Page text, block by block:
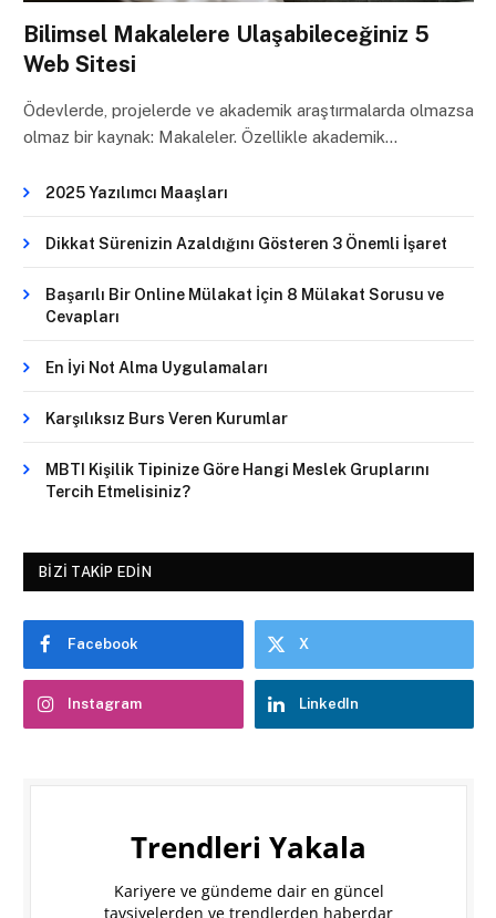
Bilimsel Makalelere Ulaşabileceğiniz 5
Web Sitesi
Ödevlerde, projelerde ve akademik araştırmalarda olmazsa
olmaz bir kaynak: Makaleler. Özellikle akademik…
2025 Yazılımcı Maaşları
Dikkat Sürenizin Azaldığını Gösteren 3 Önemli İşaret
Başarılı Bir Online Mülakat İçin 8 Mülakat Sorusu ve
Cevapları
En İyi Not Alma Uygulamaları
Karşılıksız Burs Veren Kurumlar
MBTI Kişilik Tipinize Göre Hangi Meslek Gruplarını
Tercih Etmelisiniz?
BIZI TAKIP EDIN
Facebook X
Instagram LinkedIn
Trendleri Yakala
Kariyere ve gündeme dair en güncel
tavsiyelerden ve trendlerden haberdar